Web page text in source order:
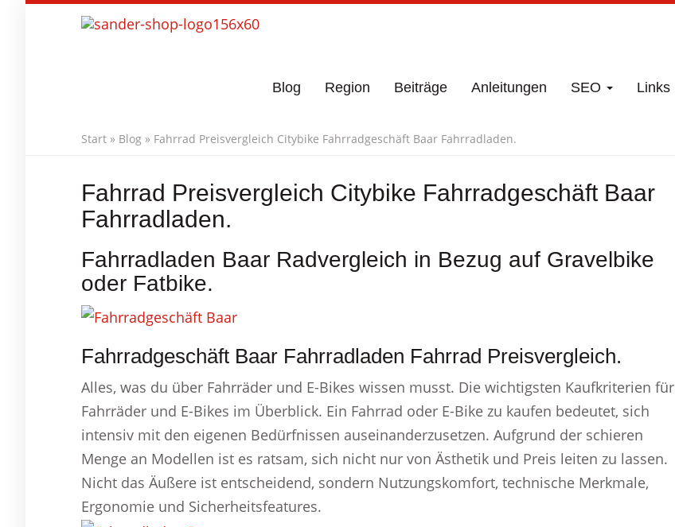
Blog Region Beiträge Anleitungen SEO Links
Start » Blog » Fahrrad Preisvergleich Citybike Fahrradgeschäft Baar Fahrradladen.
Fahrrad Preisvergleich Citybike Fahrradgeschäft Baar
Fahrradladen.
Fahrradladen Baar Radvergleich in Bezug auf Gravelbike
oder Fatbike.
Fahrradgeschäft Baar Fahrradladen Fahrrad Preisvergleich.
Alles, was du über Fahrräder und E-Bikes wissen musst. Die wichtigsten Kaufkriterien für
Fahrräder und E-Bikes im Überblick. Ein Fahrrad oder E-Bike zu kaufen bedeutet, sich
intensiv mit den eigenen Bedürfnissen auseinanderzusetzen. Aufgrund der schieren
Menge an Modellen ist es ratsam, sich nicht nur von Ästhetik und Preis leiten zu lassen.
Nicht das Äußere ist entscheidend, sondern Nutzungskomfort, technische Merkmale,
Ergonomie und Sicherheitsfeatures.